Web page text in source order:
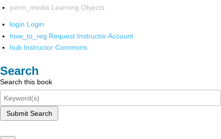
perm_media Learning Objects
login Login
how_to_reg Request Instructor Account
hub Instructor Commons
Search
Search this book
Submit Search